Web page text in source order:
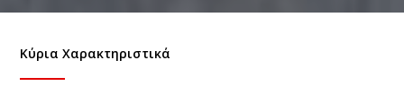
Κύρια Χαρακτηριστικά